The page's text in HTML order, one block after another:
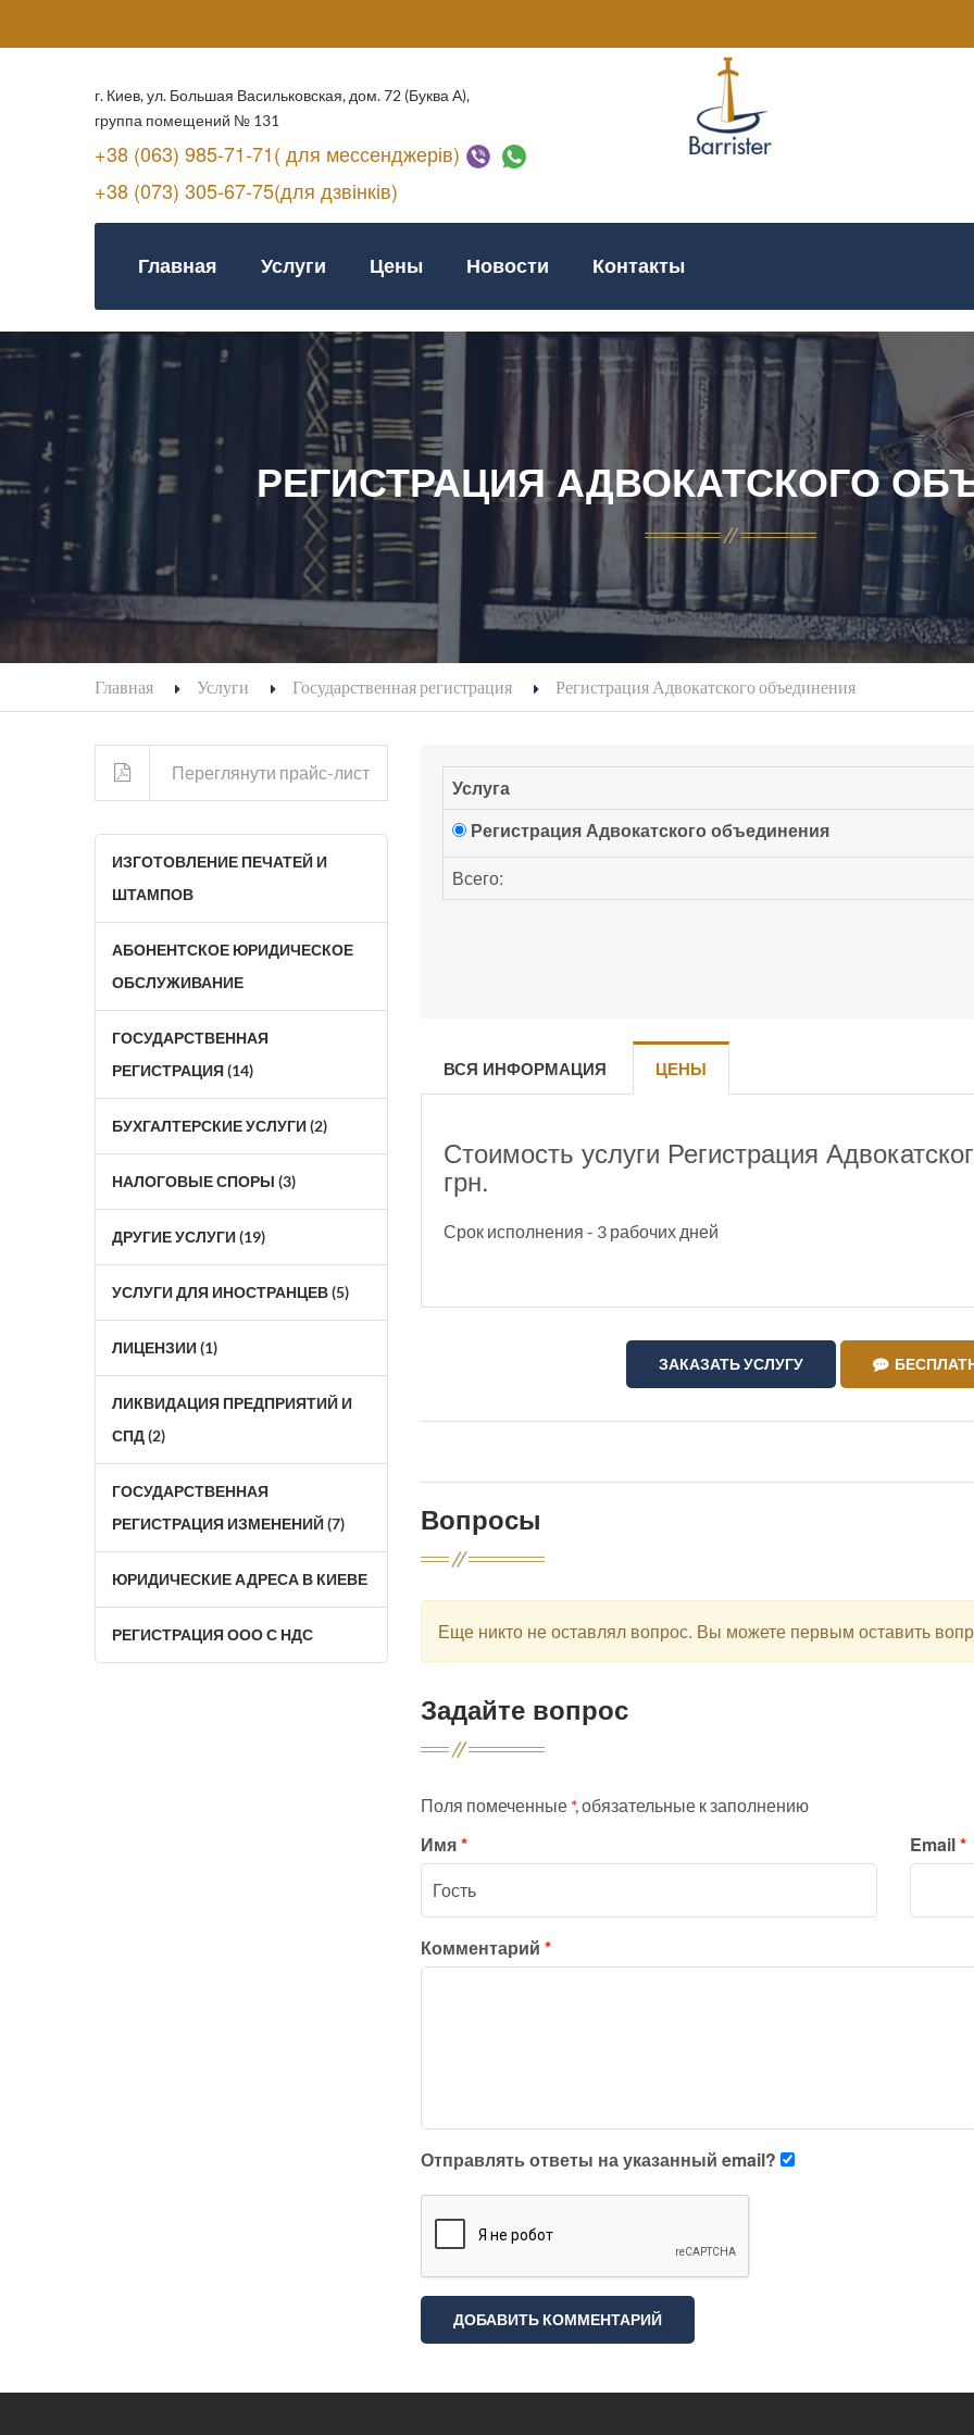
г. Киев, ул. Большая Васильковская, дом. 72 (Буква А),
группа помещений № 131
+38 (063) 985-71-71( для мессенджерів)
+38 (073) 305-67-75(для дзвінків)
Главная Услуги Цены Новости Контакты
РЕГИСТРАЦИЯ АДВОКАТСКОГО
Главная Услуги Государственная регистрация Регистрация Адвокатского объединения
Переглянути прайс-лист
ИЗГОТОВЛЕНИЕ ПЕЧАТЕЙ И
ШТАМПОВ
АБОНЕНТСКОЕ ЮРИДИЧЕСКОЕ
ОБСЛУЖИВАНИЕ
ГОСУДАРСТВЕННАЯ
РЕГИСТРАЦИЯ (14)
БУХГАЛТЕРСКИЕ УСЛУГИ (2)
НАЛОГОВЫЕ СПОРЫ (3)
ДРУГИЕ УСЛУГИ (19)
УСЛУГИ ДЛЯ ИНОСТРАНЦЕВ (5)
ЛИЦЕНЗИИ (1)
ЛИКВИДАЦИЯ ПРЕДПРИЯТИЙ И
СПД (2)
ГОСУДАРСТВЕННАЯ
РЕГИСТРАЦИЯ ИЗМЕНЕНИЙ (7)
ЮРИДИЧЕСКИЕ АДРЕСА В КИЕВЕ
РЕГИСТРАЦИЯ ООО С НДС
Услуга
Регистрация Адвокатского объединения
Всего:
ВСЯ ИНФОРМАЦИЯ ЦЕНЫ
Стоимость услуги Регистрация
грн.
Срок исполнения - 3 рабочих дней
ЗАКАЗАТЬ УСЛУГУ
Вопросы
Еще никто не оставлял вопрос. Вы можете первым оставить
Задайте вопрос
Поля помеченные *, обязательные к заполнению
Имя* Email*
Комментарий *
Отправлять ответы на указанный email?